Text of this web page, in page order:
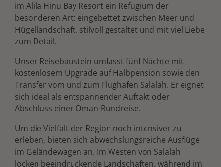
im Alila Hinu Bay Resort ein Refugium der
besonderen Art: eingebettet zwischen Meer und
Hügellandschaft, stilvoll gestaltet und mit viel Liebe
zum Detail.
Unser Reisebaustein umfasst fünf Nächte mit
kostenlosem Upgrade auf Halbpension sowie den
Transfer vom und zum Flughafen Salalah. Er eignet
sich ideal als entspannender Auftakt oder
Abschluss einer Oman-Rundreise.
Um die Vielfalt der Region noch intensiver zu
erleben, bieten sich abwechslungsreiche Ausflüge
im Geländewagen an. Im Westen von Salalah
locken beeindruckende Landschaften, während im